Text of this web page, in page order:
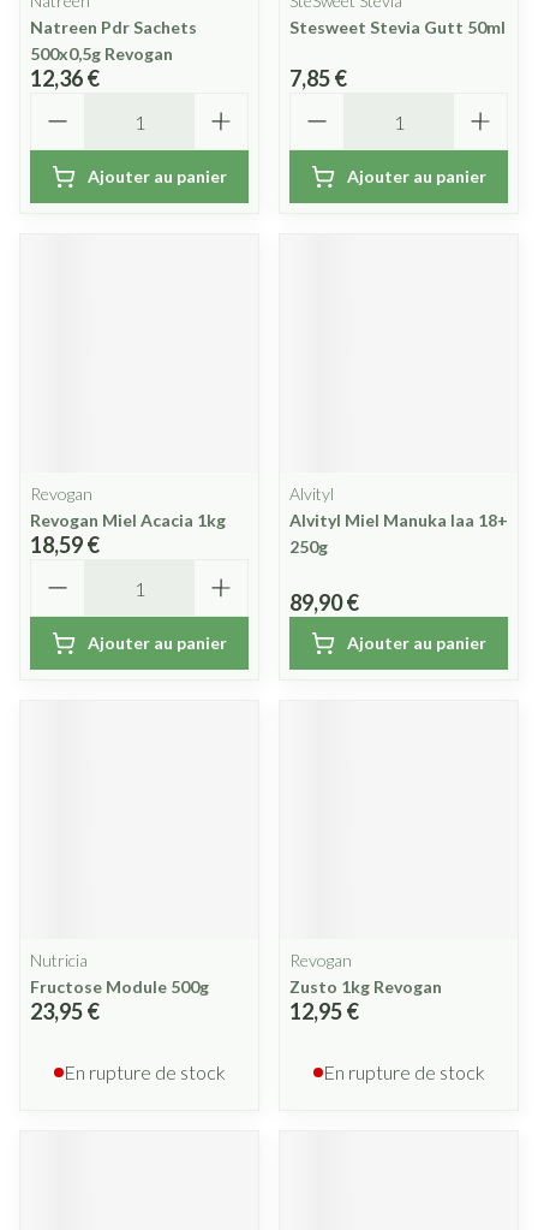
Natreen Pdr Sachets
500x0,5g Revogan
12,36 €
Ajouter au panier
Stesweet Stevia Gutt 50ml
7,85 €
Ajouter au panier
Revogan
Revogan Miel Acacia 1kg
18,59 €
Ajouter au panier
Alvityl
Alvityl Miel Manuka Iaa 18+
250g
89,90 €
Ajouter au panier
Nutricia
Fructose Module 500g
23,95 €
En rupture de stock
Revogan
Zusto 1kg Revogan
12,95 €
En rupture de stock